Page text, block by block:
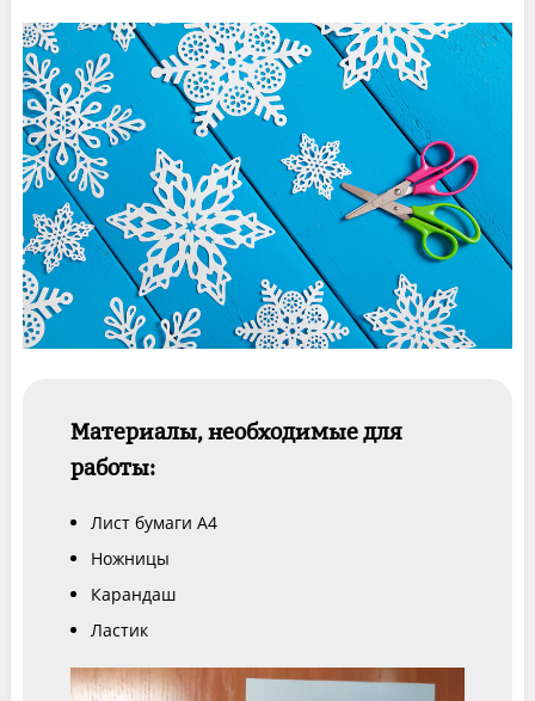
Материалы, необходимые для
работы:
Лист бумаги А4
Ножницы
Карандаш
Ластик